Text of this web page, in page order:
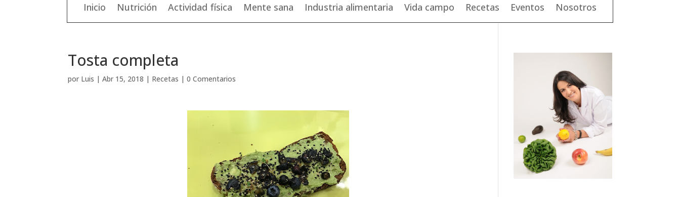
Inicio Nutrición Actividad física Mente sana Industria alimentaria Vida campo Recetas Eventos Nosotros
Tosta completa
por Luis |Abr 15, 2018 | Recetas |0 Comentarios